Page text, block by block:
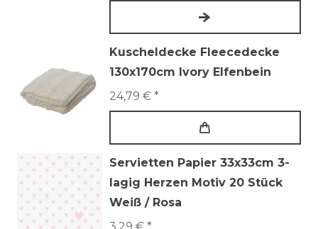
Kuscheldecke Fleecedecke
130x170cm Ivory Elfenbein
24,79 € *
Servietten Papier 33x33cm 3-
lagig Herzen Motiv 20 Stück
Weiß / Rosa